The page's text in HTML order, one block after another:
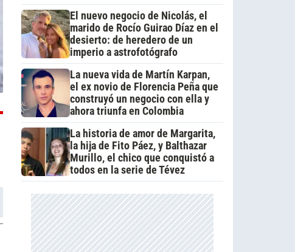
El nuevo negocio de Nicolás, el
marido de Rocío Guirao Díaz en el
desierto: de heredero de un
imperio a astrofotógrafo
La nueva vida de Martín Karpan,
el ex novio de Florencia Peña que
construyó un negocio con ella y
ahora triunfa en Colombia
La historia de amor de Margarita,
la hija de Fito Páez, y Balthazar
Murillo, el chico que conquistó a
todos en la serie de Tévez